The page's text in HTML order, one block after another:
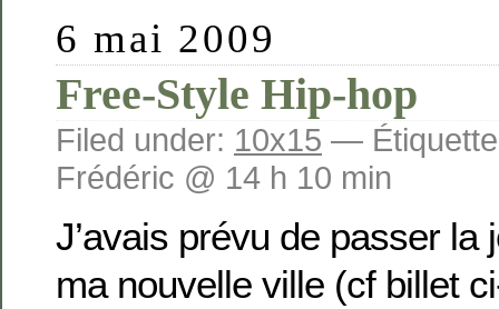
6 mai 2009
Free-Style Hip-hop
Filed under: 10x15 —
Frédéric @ 14 h 10 min
J’avais prévu de passer la
ma nouvelle ville (cf billet